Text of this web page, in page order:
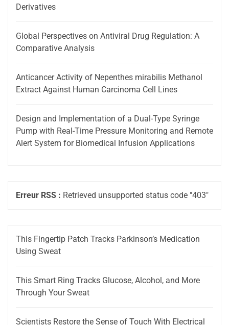
Derivatives
Global Perspectives on Antiviral Drug Regulation: A
Comparative Analysis
Anticancer Activity of Nepenthes mirabilis Methanol
Extract Against Human Carcinoma Cell Lines
Design and Implementation of a Dual-Type Syringe
Pump with Real-Time Pressure Monitoring and Remote
Alert System for Biomedical Infusion Applications
Erreur RSS : Retrieved unsupported status code "403"
This Fingertip Patch Tracks Parkinson’s Medication
Using Sweat
This Smart Ring Tracks Glucose, Alcohol, and More
Through Your Sweat
Scientists Restore the Sense of Touch With Electrical